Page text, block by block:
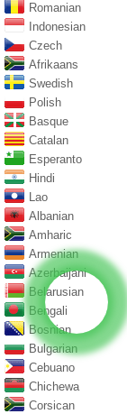
Romanian
Indonesian
Czech
Afrikaans
Swedish
Polish
Basque
Catalan
Esperanto
Hindi
Lao
Albanian
Amharic
Armenian
Azerbaijani
Belarusian
Bengali
Bosnian
Bulgarian
Cebuano
Chichewa
Corsican